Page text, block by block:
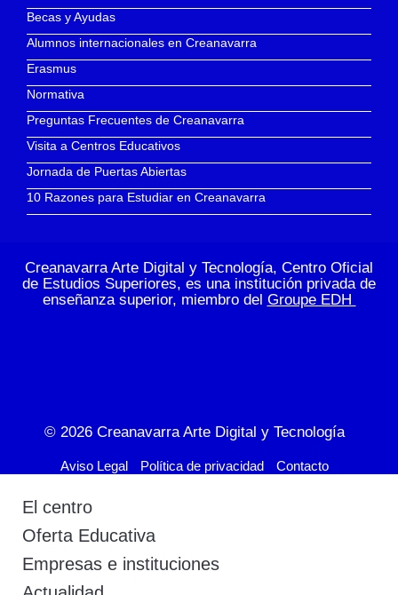
Becas y Ayudas
Alumnos internacionales en Creanavarra
Erasmus
Normativa
Preguntas Frecuentes de Creanavarra
Visita a Centros Educativos
Jornada de Puertas Abiertas
10 Razones para Estudiar en Creanavarra
Creanavarra Arte Digital y Tecnología, Centro Oficial
de Estudios Superiores, es una institución privada de
enseñanza superior, miembro del Groupe EDH
© 2026 Creanavarra Arte Digital y Tecnología
Aviso Legal Política de privacidad Contacto
El centro
Oferta Educativa
Empresas e instituciones